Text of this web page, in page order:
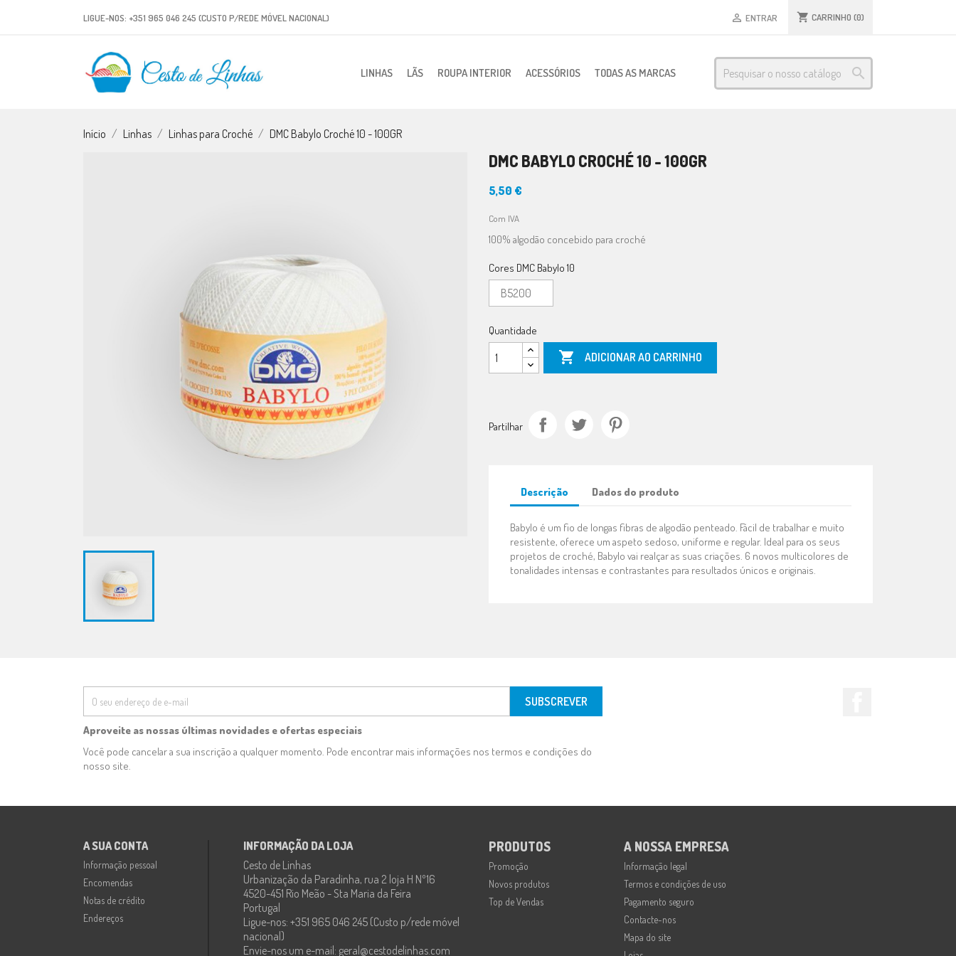
LIGUE-NOS: +351 965 046 245 (CUSTO P/REDE MÓVEL NACIONAL)  ENTRAR shopping_cart CARRINHO (0)
LINHAS LÃS ROUPA INTERIOR ACESSÓRIOS TODAS AS MARCAS 
Início Linhas Linhas para Croché DMC Babylo Croché 10 - 100GR
DMC BABYLO CROCHÉ 10 - 100GR
5,50 €
Com IVA
100% algodão concebido para croché
Cores DMC Babylo 10
Quantidade
 ADICIONAR AO CARRINHO
Partilhar
Descrição Dados do produto
Babylo é um fio de longas fibras de algodão penteado. Fácil de trabalhar e muito
resistente, oferece um aspeto sedoso, uniforme e regular. Ideal para os seus
projetos de croché, Babylo vai realçar as suas criações. 6 novos multicolores de
tonalidades intensas e contrastantes para resultados únicos e originais.
Aproveite as nossas últimas novidades e ofertas especiais
Você pode cancelar a sua inscrição a qualquer momento. Pode encontrar mais informações nos termos e condições do
nosso site.
A SUA CONTA
Informação pessoal
Encomendas
Notas de crédito
Endereços
INFORMAÇÃO DA LOJA
Cesto de Linhas
Urbanização da Paradinha, rua 2 loja H Nº16
4520-451 Rio Meão - Sta Maria da Feira
Portugal
Ligue-nos: +351 965 046 245 (Custo p/rede móvel
nacional)
Envie-nos um e-mail: geral@cestodelinhas.com
PRODUTOS
Promoção
Novos produtos
Top de Vendas
A NOSSA EMPRESA
Informação legal
Termos e condições de uso
Pagamento seguro
Contacte-nos
Mapa do site